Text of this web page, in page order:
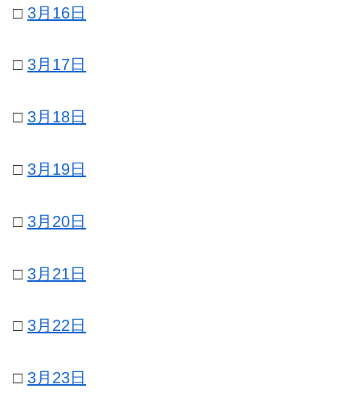
□ 3月16日
□ 3月17日
□ 3月18日
□ 3月19日
□ 3月20日
□ 3月21日
□ 3月22日
□ 3月23日